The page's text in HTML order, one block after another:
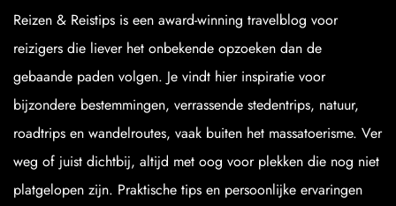
Reizen & Reistips is een award-winning travelblog voor
reizigers die liever het onbekende opzoeken dan de
gebaande paden volgen. Je vindt hier inspiratie voor
bijzondere bestemmingen, verrassende stedentrips, natuur,
roadtrips en wandelroutes, vaak buiten het massatoerisme. Ver
weg of juist dichtbij, altijd met oog voor plekken die nog niet
platgelopen zijn. Praktische tips en persoonlijke ervaringen